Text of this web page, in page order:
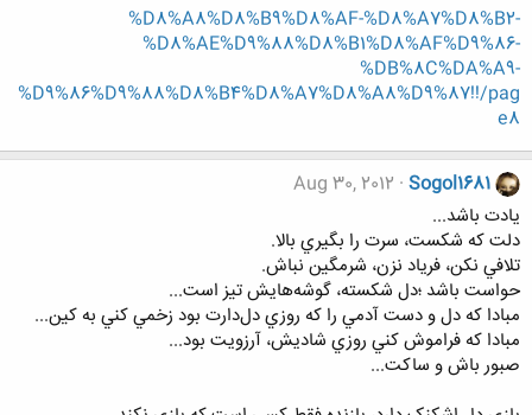
%D8%A8%D8%B9%D8%AF-%D8%A7%D8%B2-
%D8%AE%D9%88%D8%B1%D8%AF%D9%86-
%DB%8C%DA%A9-
%D9%86%D9%88%D8%B4%D8%A7%D8%A8%D9%87!!/pag
e8
Sogol1681
Aug 30, 2012
يادت باشد...
دلت که شکست، سرت را بگيري بالا.
تلافي نکن، فرياد نزن، شرمگين نباش.
حواست باشد ؛دل شکسته، گوشه‌هايش تيز است...
مبادا که دل و دست آدمي را که روزي دل‌دارت بود زخمي کني به کين...
مبادا که فراموش کني روزي شاديش، آرزويت بود...
صبور باش و ساکت...